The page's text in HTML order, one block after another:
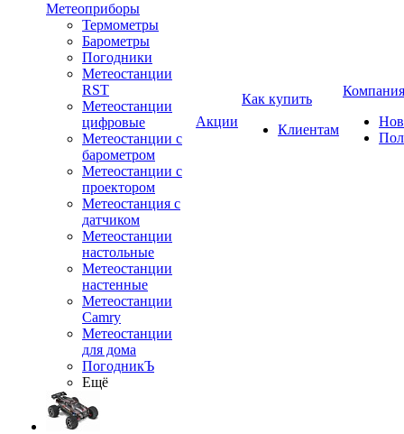
Метеоприборы
Термометры
Барометры
Погодники
Метеостанции
RST
Метеостанции
цифровые
Метеостанции с
барометром
Метеостанции с
проектором
Метеостанция с
датчиком
Метеостанции
настольные
Метеостанции
настенные
Метеостанции
Camry
Метеостанции
для дома
ПогодникЪ
Ещё
Акции
Как купить
Клиентам
Компания